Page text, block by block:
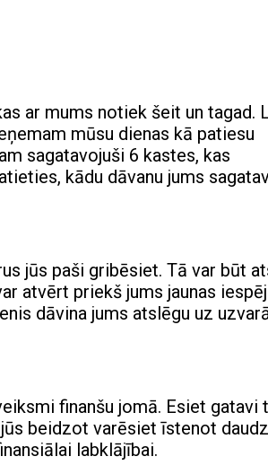
ar mums notiek šeit un tagad.
mūsu dienas kā patiesu
sagatavojuši 6 kastes, kas
kādu dāvanu jums
jūs paši gribēsiet. Tā var būt
atvērt priekš jums jaunas
dāvina jums atslēgu uz
finanšu jomā. Esiet gatavi
beidzot varēsiet īstenot
labklājībai.